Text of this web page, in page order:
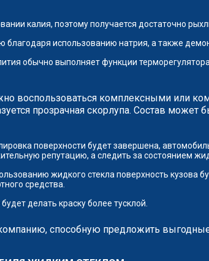
калия, поэтому получается достаточно
благодаря использованию натрия, а также
обычно выполняет функции
воспользоваться комплексными или
прозрачная скорлупа. Состав
поверхности будет завершена,
репутацию, а следить за состоянием
жидкого стекла поверхность
средства.
делать краску более тусклой.
способную предложить